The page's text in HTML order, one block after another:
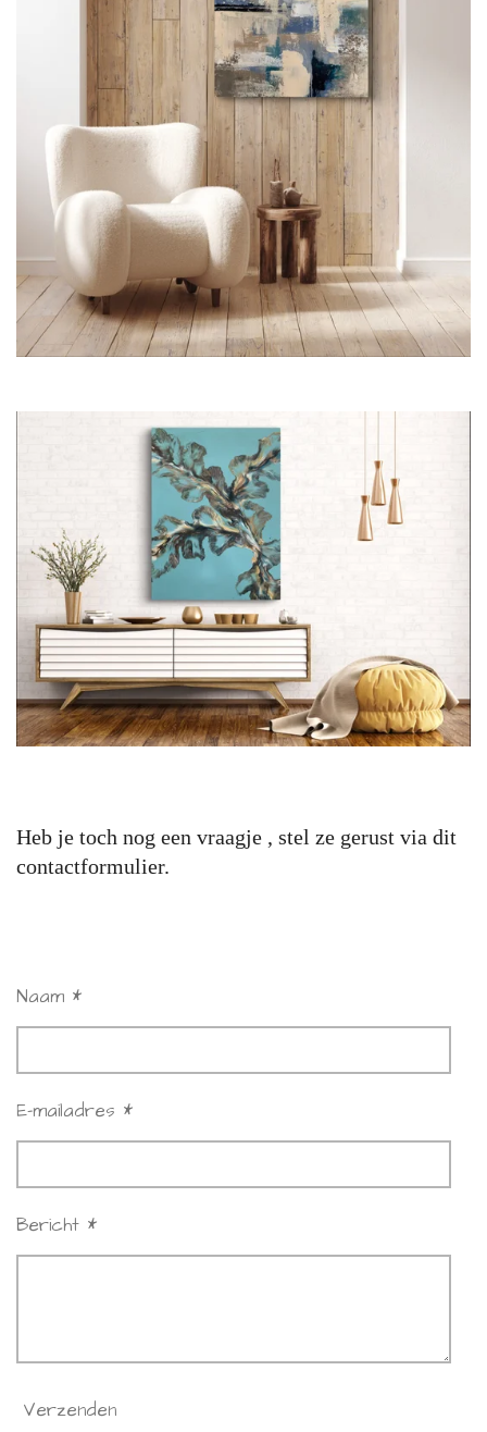
Heb je toch nog een vraagje , stel ze gerust via dit
contactformulier.
Naam *
E-mailadres *
Bericht *
Verzenden